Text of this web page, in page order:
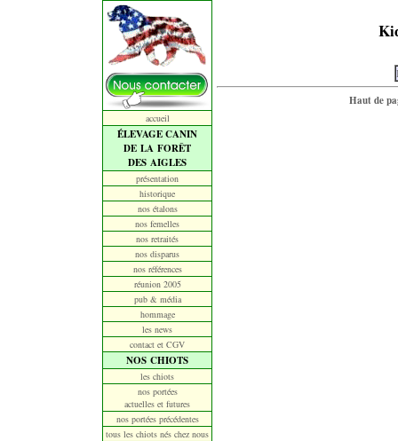
accueil
ÉLEVAGE CANIN
DE LA FORÊT
DES AIGLES
présentation
historique
nos étalons
nos femelles
nos retraités
nos disparus
nos références
réunion 2005
pub & média
hommage
les news
contact et CGV
NOS CHIOTS
les chiots
nos portées
actuelles et futures
nos portées précédentes
tous les chiots nés chez nous
Haut de